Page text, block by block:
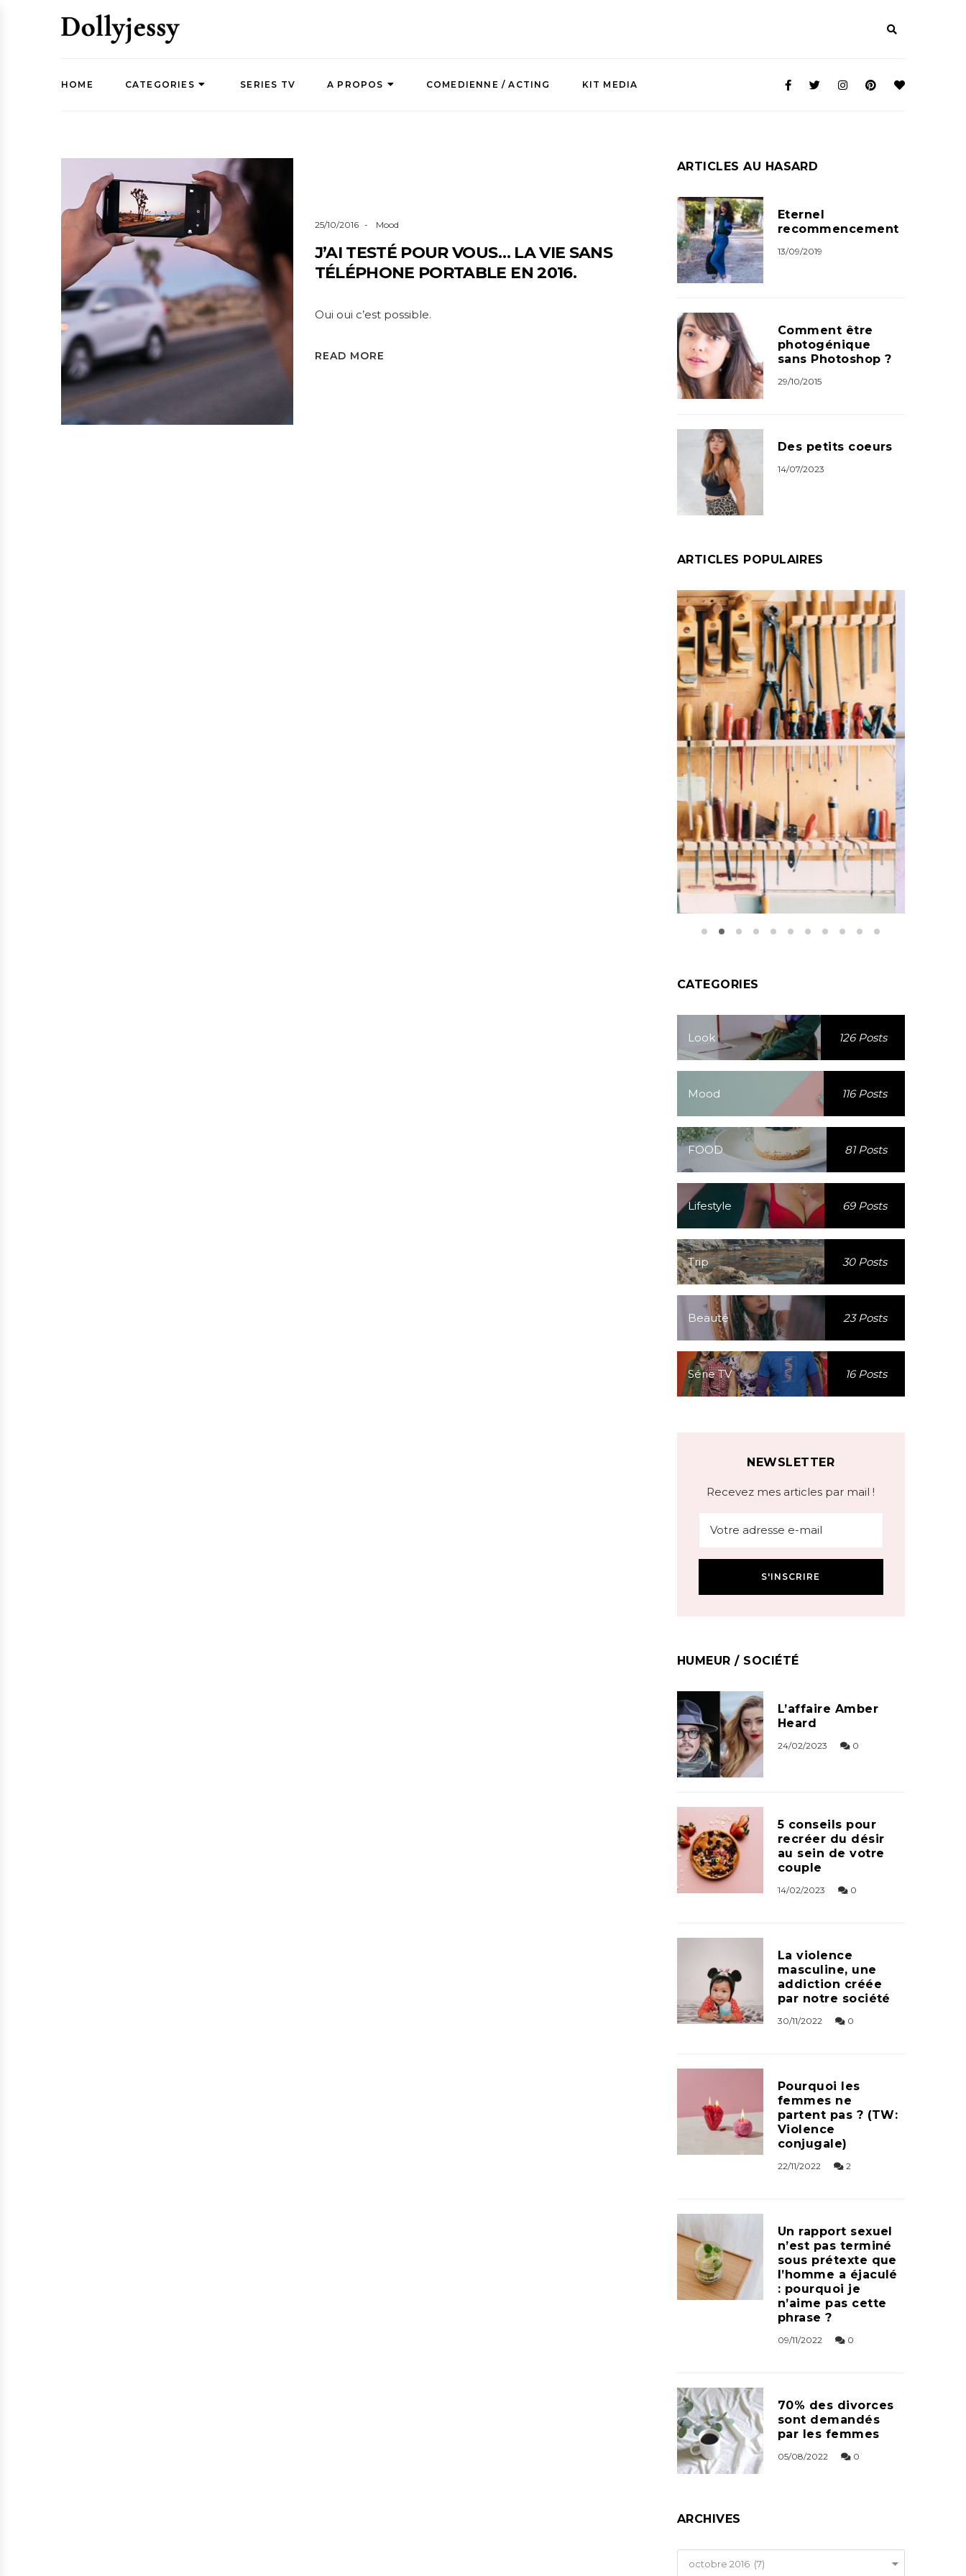
HOME CATEGORIES SERIES TV A PROPOS COMEDIENNE / ACTING KIT MEDIA
25/10/2016 Mood
J’AI TESTÉ POUR VOUS… LA VIE SANS
TÉLÉPHONE PORTABLE EN 2016.
Oui oui c’est possible.
READ MORE
ARTICLES AU HASARD
Eternel
recommencement
13/09/2019
Comment être
photogénique
sans Photoshop ?
29/10/2015
Des petits coeurs
14/07/2023
ARTICLES POPULAIRES
CATEGORIES
Look 126 Posts
Mood 116 Posts
FOOD 81 Posts
Lifestyle 69 Posts
Trip 30 Posts
Beauté 23 Posts
Série TV 16 Posts
NEWSLETTER
Recevez mes articles par mail !
HUMEUR / SOCIÉTÉ
L’affaire Amber
Heard
24/02/2023 0
5 conseils pour
recréer du désir
au sein de votre
couple
14/02/2023 0
La violence
masculine, une
addiction créée
par notre société
30/11/2022 0
Pourquoi les
femmes ne
partent pas ? (TW:
Violence
conjugale)
22/11/2022 2
Un rapport sexuel
n’est pas terminé
sous prétexte que
l’homme a éjaculé
: pourquoi je
n’aime pas cette
phrase ?
09/11/2022 0
70% des divorces
sont demandés
par les femmes
05/08/2022 0
ARCHIVES
Archives
octobre 2016 (7)